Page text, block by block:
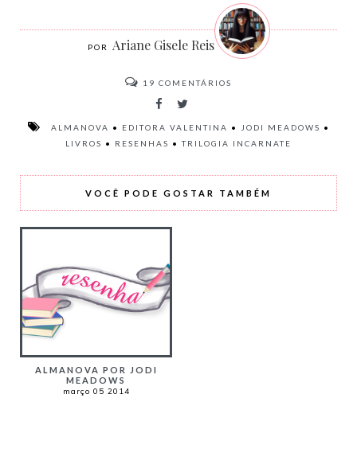
Ariane Gisele Reis
19 COMENTÁRIOS
ALMANOVA • EDITORA VALENTINA • JODI MEADOWS •
LIVROS • RESENHAS •TRILOGIA INCARNATE
VOCÊ PODE GOSTAR TAMBÉM
ALMANOVA POR JODI
MEADOWS
março 05 2014